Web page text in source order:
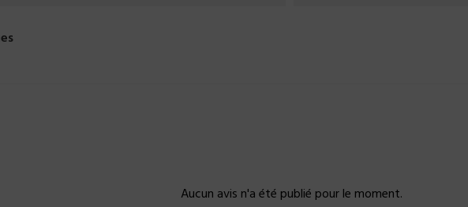
Aucun avis n'a été publié pour le moment.